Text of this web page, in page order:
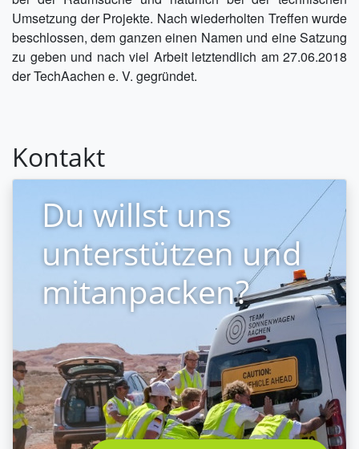
Umsetzung der Projekte. Nach wiederholten Treffen wurde
beschlossen, dem ganzen einen Namen und eine Satzung
zu geben und nach viel Arbeit letztendlich am 27.06.2018
der TechAachen e. V. gegründet.
Kontakt
Du willst uns
unterstützen und
mitanpacken?